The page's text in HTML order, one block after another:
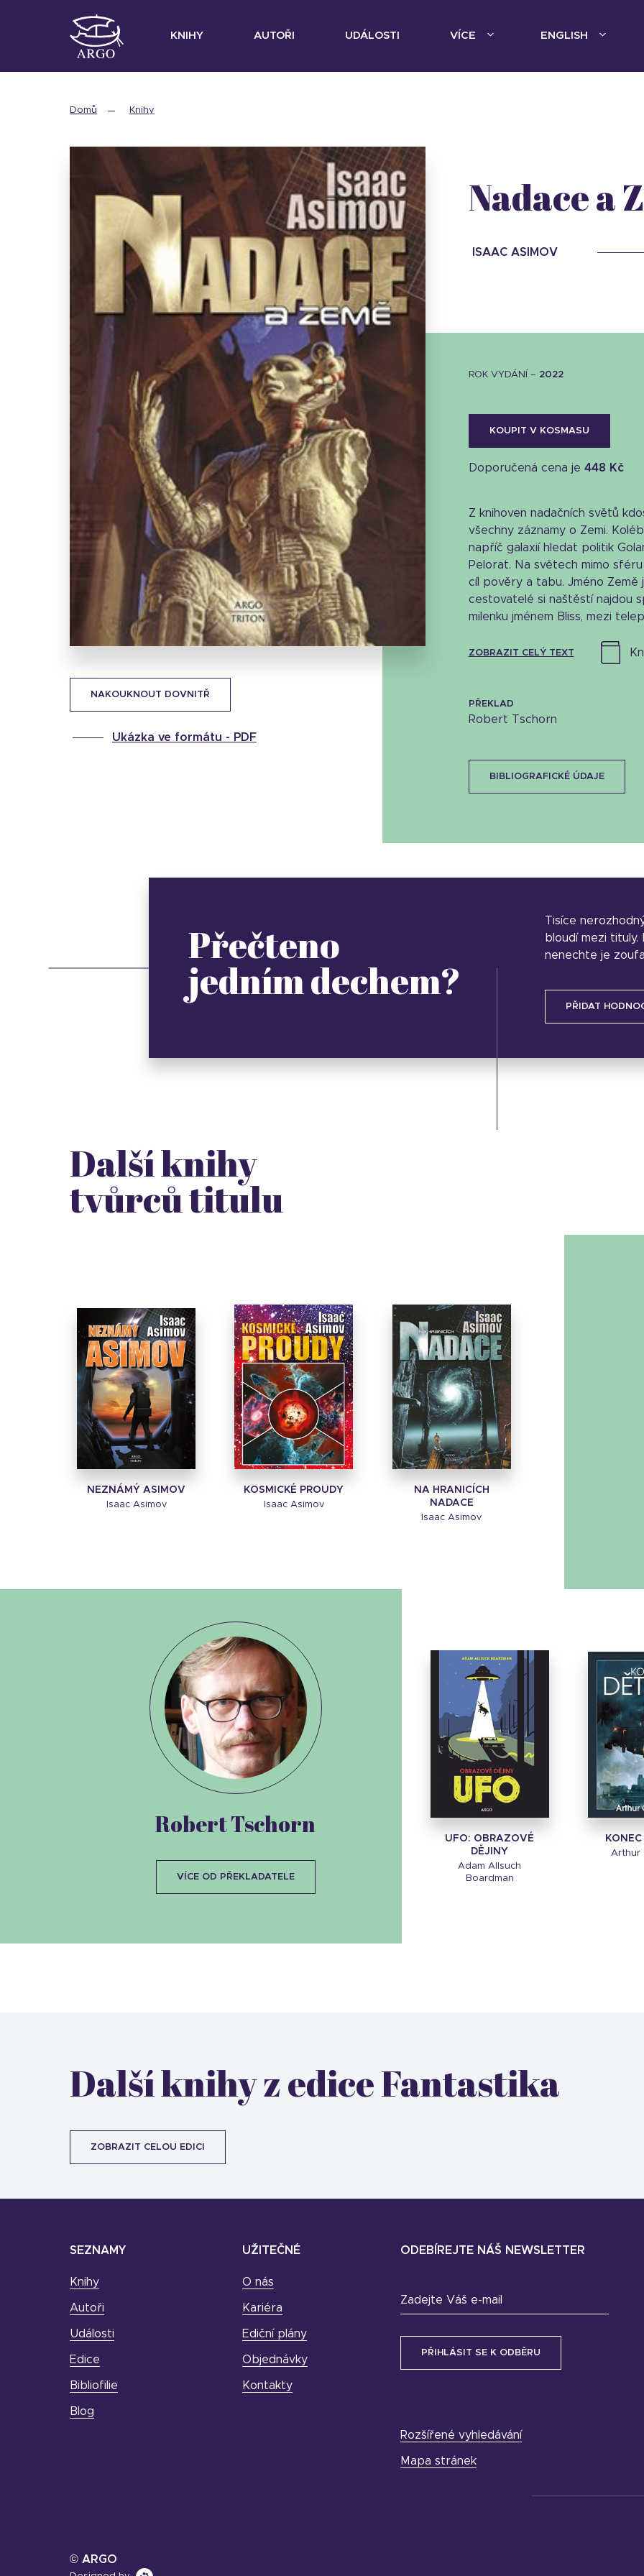
KNIHY AUTOŘI UDÁLOSTI VÍCE ENGLISH
Domů Knihy
Stáhnout obálku
25.82 KB
NAKOUKNOUT DOVNITŘ
Ukázka ve formátu - PDF
Nadace a
ISAAC ASIMOV
ROK VYDÁNÍ – 2022
KOUPIT V KOSMASU
Doporučená cena je 448 Kč
Z knihoven nadačních světů
všechny záznamy o Zemi.
napříč galaxií hledat politik
Pelorat. Na světech mimo
cíl pověry a tabu. Jméno Země
cestovatelé si naštěstí najdou
milenku jménem Bliss, mezi
ZOBRAZIT CELÝ TEXT
PŘEKLAD
Robert Tschorn
BIBLIOGRAFICKÉ ÚDAJE
Přečteno
jedním dechem?
Tisíce
bloudí mezi
nenechte je
PŘIDAT
Další knihy
tvůrců titulu
NEZNÁMÝ ASIMOV
Isaac Asimov
KOSMICKÉ PROUDY
Isaac Asimov
NA HRANICÍCH
NADACE
Isaac Asimov
UFO: OBRAZOVÉ
DĚJINY
Adam Allsuch
Boardman
Arthur
Robert Tschorn
VÍCE OD PŘEKLADATELE
Další knihy z edice Fantastika
ZOBRAZIT CELOU EDICI
SEZNAMY
Knihy
Autoři
Události
Edice
Bibliofilie
Blog
UŽITEČNÉ
O nás
Kariéra
Ediční plány
Objednávky
Kontakty
ODEBÍREJTE NÁŠ NEWSLETTER
Zadejte Váš e-mail
Rozšířené vyhledávání
Mapa stránek
© ARGO